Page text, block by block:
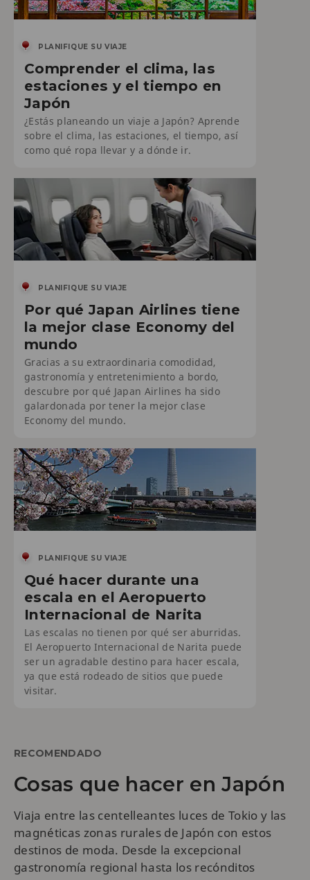
PLANIFIQUE SU VIAJE
Comprender el clima, las
estaciones y el tiempo en
Japón
¿Estás planeando un viaje a Japón? Aprende
sobre el clima, las estaciones, el tiempo, así
como qué ropa llevar y a dónde ir.
PLANIFIQUE SU VIAJE
Por qué Japan Airlines tiene
la mejor clase Economy del
mundo
Gracias a su extraordinaria comodidad,
gastronomía y entretenimiento a bordo,
descubre por qué Japan Airlines ha sido
galardonada por tener la mejor clase
Economy del mundo.
PLANIFIQUE SU VIAJE
Qué hacer durante una
escala en el Aeropuerto
Internacional de Narita
Las escalas no tienen por qué ser aburridas.
El Aeropuerto Internacional de Narita puede
ser un agradable destino para hacer escala,
ya que está rodeado de sitios que puede
visitar.
RECOMENDADO
Cosas que hacer en Japón
Viaja entre las centelleantes luces de Tokio y las
magnéticas zonas rurales de Japón con estos
destinos de moda. Desde la excepcional
gastronomía regional hasta los recónditos